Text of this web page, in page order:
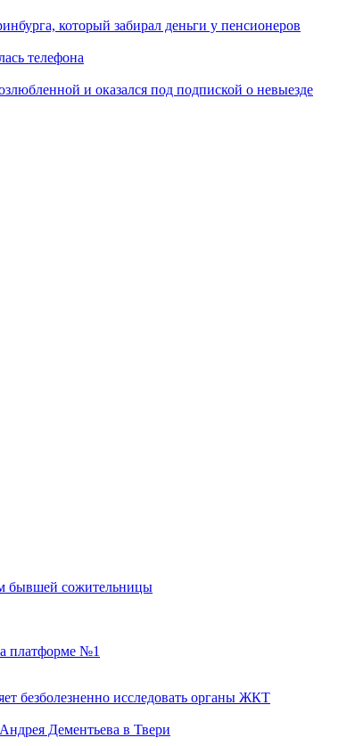
который забирал деньги у пенсионеров
телефона
и оказался под подпиской о невыезде
бывшей сожительницы
платформе №1
безболезненно исследовать органы ЖКТ
Дементьева в Твери